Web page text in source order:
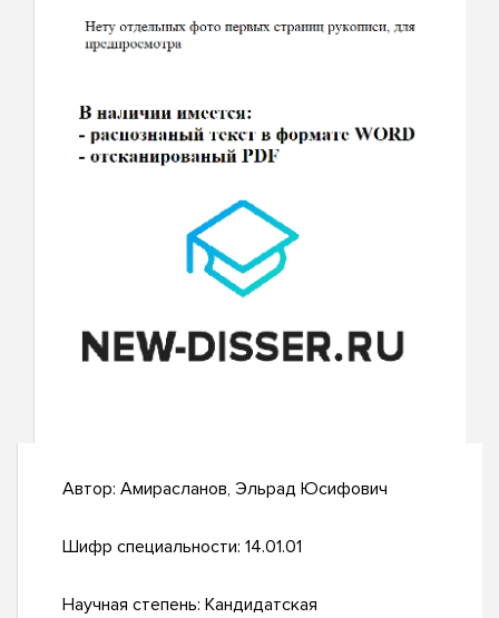
Автор: Амирасланов, Эльрад Юсифович
Шифр специальности: 14.01.01
Научная степень: Кандидатская